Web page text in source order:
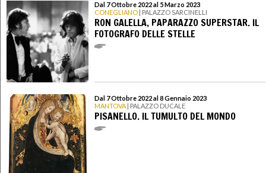
Dal 7 Ottobre 2022 al 5 Marzo 2023
CONEGLIANO | PALAZZO SARCINELLI
RON GALELLA, PAPARAZZO SUPERSTAR. IL
FOTOGRAFO DELLE STELLE
Dal 7 Ottobre 2022 al 8 Gennaio 2023
MANTOVA | PALAZZO DUCALE
PISANELLO. IL TUMULTO DEL MONDO